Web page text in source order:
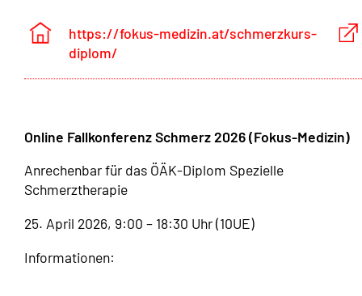
https://fokus-medizin.at/schmerzkurs-
diplom/
Online Fallkonferenz Schmerz 2026 (Fokus-Medizin)
Anrechenbar für das ÖÄK-Diplom Spezielle
Schmerztherapie
25. April 2026, 9:00 – 18:30 Uhr (10UE)
Informationen: